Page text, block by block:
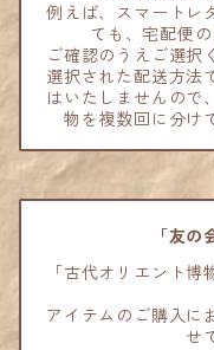
例えば、スマートレ
ても、宅配便
ご確認のうえご選択
選択された配送方法
はいたしませんので
物を複数回に分け
「友
「古代オリエント
アイテムのご購入に
せ